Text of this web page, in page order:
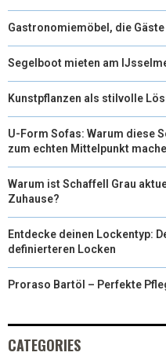
Gastronomiemöbel, die
Segelboot mieten am
Kunstpflanzen als stilvolle
U-Form Sofas: Warum diese
zum echten Mittelpunkt
Warum ist Schaffell Grau
Zuhause?
Entdecke deinen Lockentyp:
definierteren Locken
Proraso Bartöl – Perfekte
CATEGORIES